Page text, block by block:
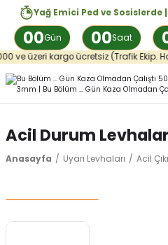
Yağ Emici Ped ve Sosislerde
00Gün 00Saat
kargo ücretsiz (Trafik Ekip. Hariçtir...)
Acil Durum
Anasayfa Uyarı Levhaları Acil